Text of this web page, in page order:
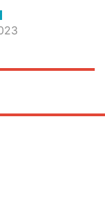
के भाषण की बड़ी